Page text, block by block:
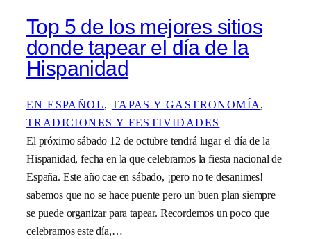
Top 5 de los mejores sitios
donde tapear el día de la
Hispanidad
EN ESPAÑOL, TAPAS Y GASTRONOMÍA
TRADICIONES Y FESTIVIDADES
El próximo sábado 12 de octubre tendrá lugar el día de la
Hispanidad, fecha en la que celebramos la fiesta nacional de
España. Este año cae en sábado, ¡pero no te desanimes!
sabemos que no se hace puente pero un buen plan siempre
se puede organizar para tapear. Recordemos un poco que
celebramos este día,…